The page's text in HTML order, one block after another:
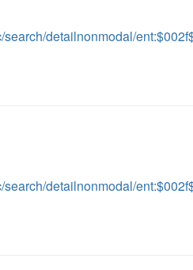
detailnonmodal/
detailnonmodal/